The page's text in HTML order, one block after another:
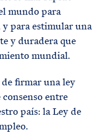
mundo para
para estimular una
y duradera que
mundial.
de firmar una ley
entre
país: la Ley de